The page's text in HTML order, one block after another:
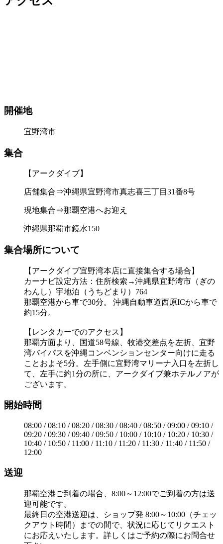
開催地
宜野湾市
集合
【アークダイブ】
店舗集合⇒沖縄県宜野湾市真志喜三丁目31番8号
現地集合⇒那覇空港へお迎え
沖縄県那覇市鏡水150
集合場所について
【アークダイブ宜野湾本店に直接集合する場合】
カーナビ設定方法：住所検索→沖縄県宜野湾市（ぎの
わんし）宇地泊（うちどまり）764
那覇空港から車で30分。 沖縄自動車道西原ICから車で
約15分。
【レンタカーでのアクセス】
那覇方面より、国道58号線、牧港交差点を左折、宜野
湾バイパスを沖縄コンベンションセンター向けに走る
ことおよそ5分。左手側に宜野湾マリーナ入口を左折し
て、左手に約1分の所に、アークダイブ兼ホテルノアが
ございます。
開始時間
08:00 / 08:10 / 08:20 / 08:30 / 08:40 / 08:50 / 09:00 / 09:10 /
09:20 / 09:30 / 09:40 / 09:50 / 10:00 / 10:10 / 10:20 / 10:30 /
10:40 / 10:50 / 11:00 / 11:10 / 11:20 / 11:30 / 11:40 / 11:50 /
12:00
送迎
那覇空港ご到着の場合、8:00～12:00でご到着の方は送
迎可能です。
最終日の空港送迎は、ショップ発 8:00～10:00（チェッ
クアウト時間）までの間で、状況に応じてリクエスト
にお応えいたします。詳しくはご予約の際にお問合せ